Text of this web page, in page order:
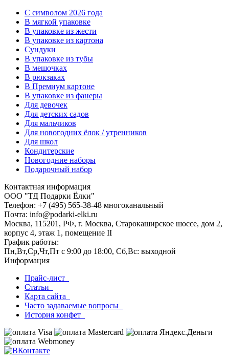
C символом 2026 года
В мягкой упаковке
В упаковке из жести
В упаковке из картона
Сундуки
В упаковке из тубы
В мешочках
В рюкзаках
В Премиум картоне
В упаковке из фанеры
Для девочек
Для детских садов
Для мальчиков
Для новогодних ёлок / утренников
Для школ
Кондитерские
Новогодние наборы
Подарочный набор
Контактная информация
ООО "ТД Подарки Ёлки"
Телефон: +7 (495) 565-38-48 многоканальный
Почта: info@podarki-elki.ru
Москва, 115201, РФ, г. Москва, Старокаширское шоссе, дом 2,
корпус 4, этаж 1, помещение II
График работы:
Пн,Вт,Ср,Чт,Пт с 9:00 до 18:00, Сб,Вс: выходной
Информация
Прайс-лист
Статьи
Карта сайта
Часто задаваемые вопросы
История конфет